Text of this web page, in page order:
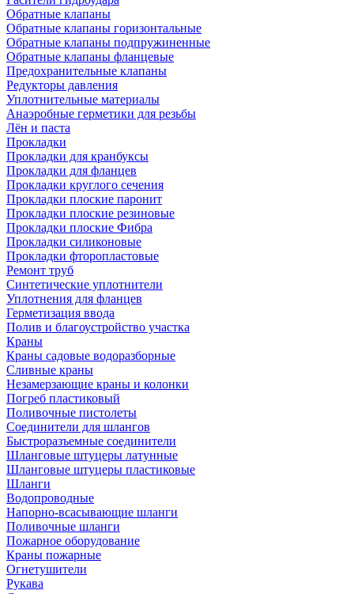
Обратные клапаны
Обратные клапаны горизонтальные
Обратные клапаны подпружиненные
Обратные клапаны фланцевые
Предохранительные клапаны
Редукторы давления
Уплотнительные материалы
Анаэробные герметики для резьбы
Лён и паста
Прокладки
Прокладки для кранбуксы
Прокладки для фланцев
Прокладки круглого сечения
Прокладки плоские паронит
Прокладки плоские резиновые
Прокладки плоские Фибра
Прокладки силиконовые
Прокладки фторопластовые
Ремонт труб
Синтетические уплотнители
Уплотнения для фланцев
Герметизация ввода
Полив и благоустройство участка
Краны
Краны садовые водоразборные
Сливные краны
Незамерзающие краны и колонки
Погреб пластиковый
Поливочные пистолеты
Соединители для шлангов
Быстроразъемные соединители
Шланговые штуцеры латунные
Шланговые штуцеры пластиковые
Шланги
Водопроводные
Напорно-всасывающие шланги
Поливочные шланги
Пожарное оборудование
Краны пожарные
Огнетушители
Рукава